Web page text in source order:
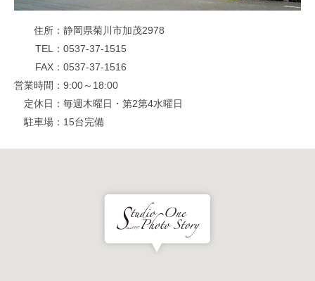
住所
静岡県菊川市加茂2978
TEL
0537-37-1515
FAX
0537-37-1516
営業時間
9:00～18:00
定休日
毎週木曜日・第2第4水曜日
駐車場
15台完備